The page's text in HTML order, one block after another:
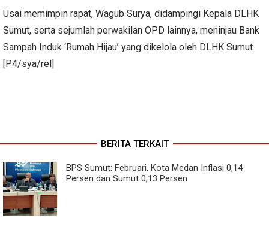
Usai memimpin rapat, Wagub Surya, didampingi Kepala DLHK
Sumut, serta sejumlah perwakilan OPD lainnya, meninjau Bank
Sampah Induk ‘Rumah Hijau’ yang dikelola oleh DLHK Sumut.
[P4/sya/rel]
BERITA TERKAIT
BPS Sumut: Februari, Kota Medan Inflasi 0,14
Persen dan Sumut 0,13 Persen